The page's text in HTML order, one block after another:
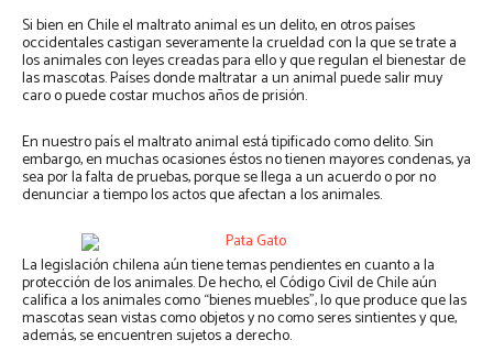
Si bien en Chile el maltrato animal es un delito, en otros países
occidentales castigan severamente la crueldad con la que se trate a
los animales con leyes creadas para ello y que regulan el bienestar de
las mascotas. Países donde maltratar a un animal puede salir muy
caro o puede costar muchos años de prisión.
En nuestro país el maltrato animal está tipificado como delito. Sin
embargo, en muchas ocasiones éstos no tienen mayores condenas, ya
sea por la falta de pruebas, porque se llega a un acuerdo o por no
denunciar a tiempo los actos que afectan a los animales.
La legislación chilena aún tiene temas pendientes en cuanto a la
protección de los animales. De hecho, el Código Civil de Chile aún
califica a los animales como “bienes muebles”, lo que produce que las
mascotas sean vistas como objetos y no como seres sintientes y que,
además, se encuentren sujetos a derecho.